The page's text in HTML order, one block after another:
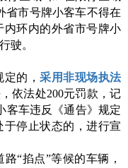
省市号牌小客车不得在
环内的外省市号牌小
驶。
定的，采用非现场执法
依法处200元罚款，记
客车违反《通告》规定
停止状态的，进行宣
路“掐点”等候的车辆，